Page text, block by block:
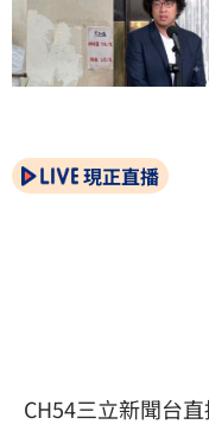
現正直播
CH54三立新聞台